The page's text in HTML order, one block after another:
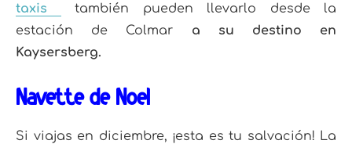
taxis
también pueden llevarlo desde la
estación de Colmar a su destino en
Kaysersberg.
Navette de Noël
Si viajas en diciembre, ¡esta es tu salvación! La